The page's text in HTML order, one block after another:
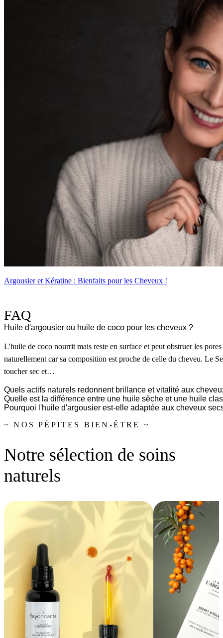
Argousier et Kératine : Bienfaits pour les Cheveux !
FAQ
Huile d'argousier ou huile de coco pour les cheveux ?
L'huile de coco nourrit mais reste en surface et peut obstruer les
naturellement car sa composition est proche de celle du cheveu. Le
toucher sec et…
Quels actifs naturels redonnent brillance et vitalité aux
Quelle est la différence entre une huile sèche et une huile
Pourquoi l'huile d'argousier est-elle adaptée aux cheveux
~ NOS PÉPITES BIEN-ÊTRE ~
Notre sélection de soins
naturels